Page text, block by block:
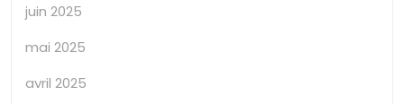
juin 2025
mai 2025
avril 2025